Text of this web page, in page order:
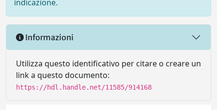
indicazione.
Informazioni
Utilizza questo identificativo per citare o creare un
link a questo documento:
https://hdl.handle.net/11585/914168